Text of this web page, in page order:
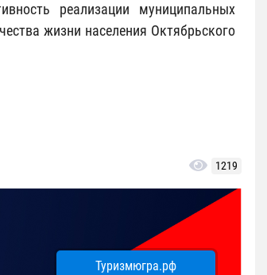
реализации муниципальных
жизни населения Октябрьского
1219
Туризмюгра.рф